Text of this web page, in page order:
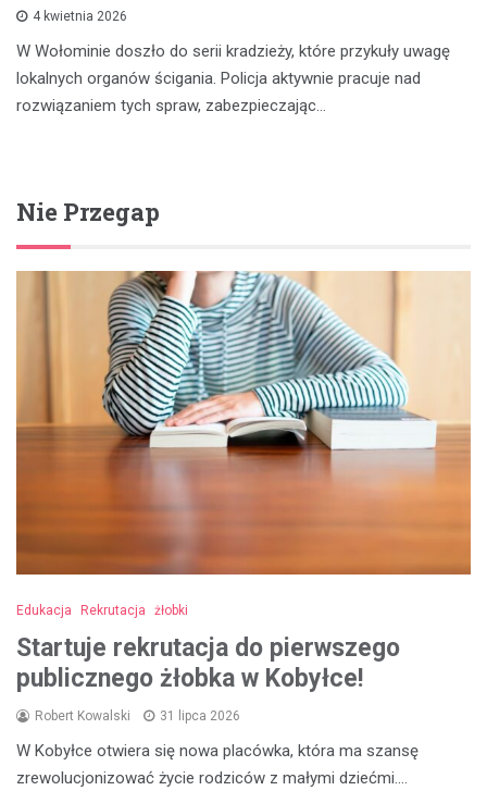
4 kwietnia 2026
W Wołominie doszło do serii kradzieży, które przykuły uwagę
lokalnych organów ścigania. Policja aktywnie pracuje nad
rozwiązaniem tych spraw, zabezpieczając…
Nie Przegap
Edukacja Rekrutacja żłobki
Startuje rekrutacja do pierwszego
publicznego żłobka w Kobyłce!
Robert Kowalski 31 lipca 2026
W Kobyłce otwiera się nowa placówka, która ma szansę
zrewolucjonizować życie rodziców z małymi dziećmi.…